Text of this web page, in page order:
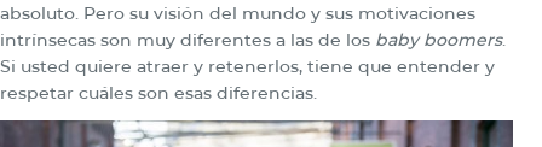
absoluto. Pero su visión del mundo y sus motivaciones
intrínsecas son muy diferentes a las de los baby boomers.
Si usted quiere atraer y retenerlos, tiene que entender y
respetar cuáles son esas diferencias.